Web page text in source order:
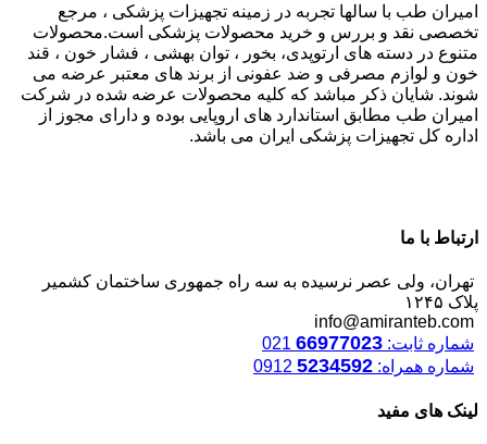
امیران طب با سالها تجربه در زمینه تجهیزات پزشکی ، مرجع
تخصصی نقد و بررس و خرید محصولات پزشکی است.محصولات
متنوع در دسته های ارتوپدی، بخور ، توان بهشی ، فشار خون ، قند
خون و لوازم مصرفی و ضد عفونی از برند های معتبر عرضه می
شوند. شایان ذکر مباشد که کلیه محصولات عرضه شده در شرکت
امیران طب مطابق استاندارد های اروپایی بوده و دارای مجوز از
اداره کل تجهیزات پزشکی ایران می باشد.
ارتباط با ما
تهران، ولی عصر نرسیده به سه راه جمهوری ساختمان کشمیر
پلاک ۱۲۴۵
info@amiranteb.com
شماره ثابت: 66977023
شماره همراه: 5234592
لینک های مفید